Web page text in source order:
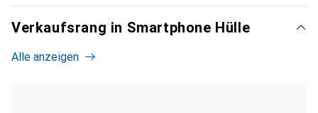
Verkaufsrang in Smartphone Hülle
Alle anzeigen